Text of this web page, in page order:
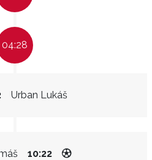
04:28
Urban Lukáš
10:22